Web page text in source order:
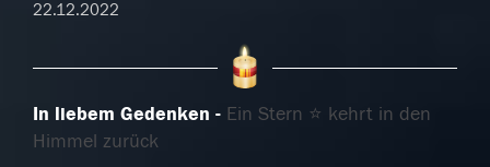
22.12.2022
In liebem Gedenken
Ein Stern ⭐️ kehrt in den
Himmel zurück